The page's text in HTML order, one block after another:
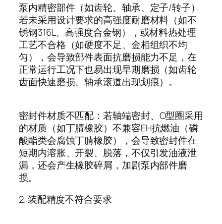
泵内精密部件（如齿轮、轴承、定子/转子）
若未采用设计要求的高强度耐磨材料（如不
锈钢316L、高强度合金钢），或材料热处理
工艺不合格（如硬度不足、金相组织不均
匀），会导致部件表面抗磨损能力不足，在
正常运行工况下也易出现早期磨损（如齿轮
齿面快速磨损、轴承滚道出现划痕）。
密封件材质不匹配：若轴端密封、 O型圈采用
的材质（如丁腈橡胶）不兼容EH抗燃油（磷
酸酯类会腐蚀丁腈橡胶），会导致密封件在
短期内溶胀、开裂、脱落，不仅引发油液泄
漏，还会产生橡胶碎屑，加剧泵内部件磨
损。
2.装配精度不符合要求